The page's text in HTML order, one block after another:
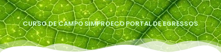
CURSO DE CAMPOSIMPROECOPORTAL DE EGRESSOS